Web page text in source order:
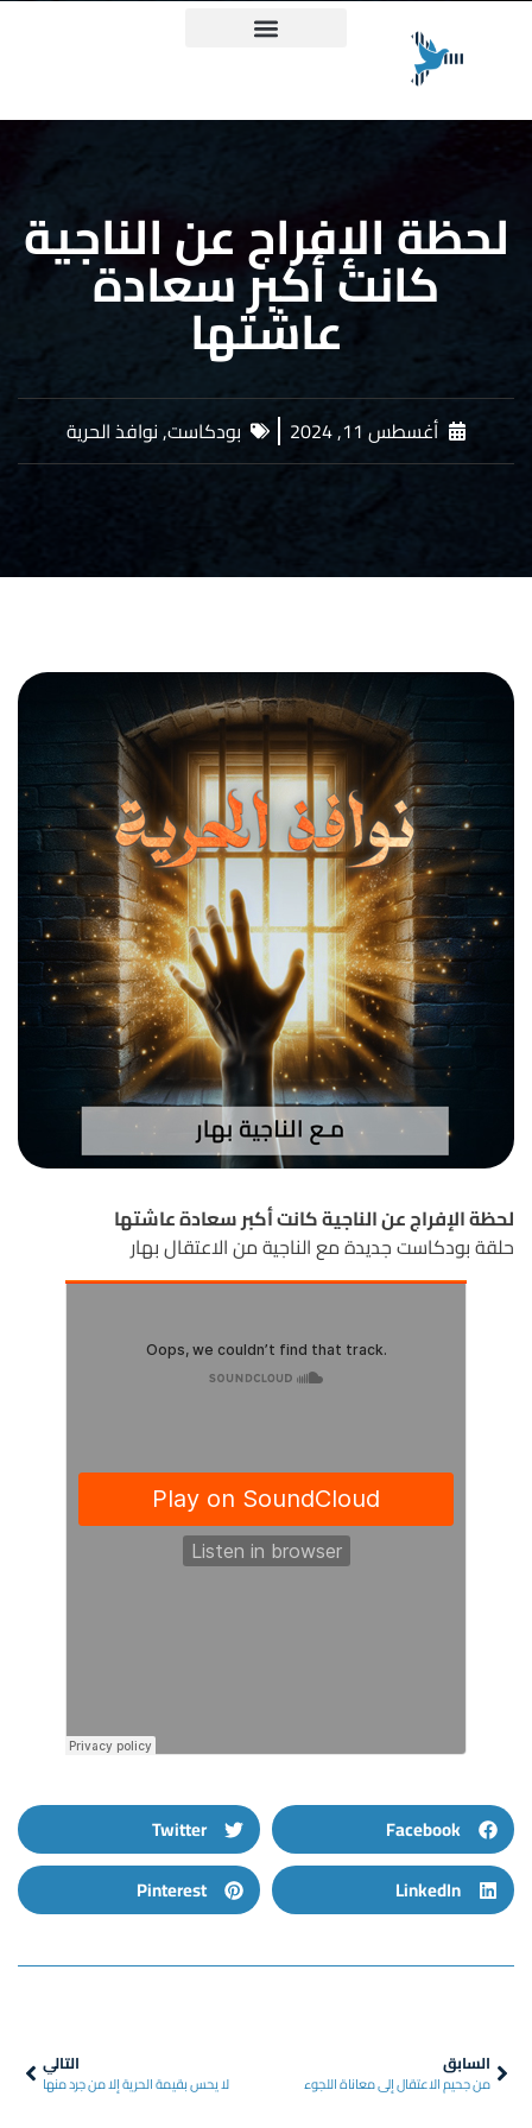
لحظة الإفراج عن الناجية
كانت أكبر سعادة
عاشتها
أغسطس 11, 2024 بودكاست,نوافذ الحرية
لحظة الإفراج عن الناجية كانت أكبر سعادة عاشتها
حلقة بودكاست جديدة مع الناجية من الاعتقال بهار
Facebook
Twitter
LinkedIn
Pinterest
السابق
من جحيم الاعتقال إلى معاناة اللجوء
التالي
لا يحس بقيمة الحرية إلا من جرد منها